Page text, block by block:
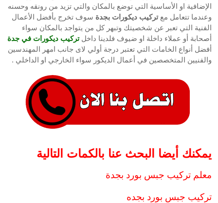
الإضافية او الأساسية التي توضع بالمكان والتي تزيد من رونقه وحسنه
وعندما تتعامل معتركيب ديكورات بجدة سوف تخرج بأفضل الأعمال
الفنية التي تعبر عن شخصيتك وتبهر كل من يتواجد بالمكان سواء
أصحابة أو عملاء داخلة او ضيوف فلدينا داخلتركيب ديكورات في جدة
أفضل أنواع الخامات التي تعتبر درجة أولي لاى جانب امهر المهندسين
والفنيين المتخصصين في أعمال الديكور سواء الخارجي او الداخلي .
يمكنك أيضا البحث عنا بالكمات التالية
معلم تركيب جبس بورد بجدة
تركيب جبس بورد بجده